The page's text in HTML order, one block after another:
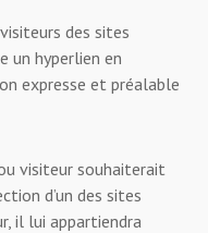
des sites
un hyperlien en
expresse et préalable
visiteur souhaiterait
d’un des sites
il lui appartiendra